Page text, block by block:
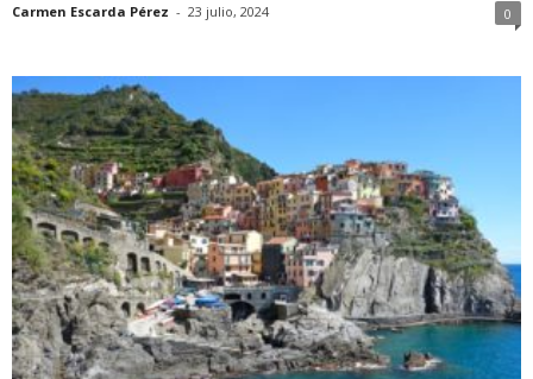
Carmen Escarda Pérez - 23 julio, 2024 0